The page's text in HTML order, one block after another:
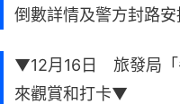
倒數詳情及警方封路安
▼12月16日 旅發局「
來觀賞和打卡▼